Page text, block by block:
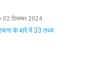
02 दिसम्बर 2024
के बारे में 33 तथ्य